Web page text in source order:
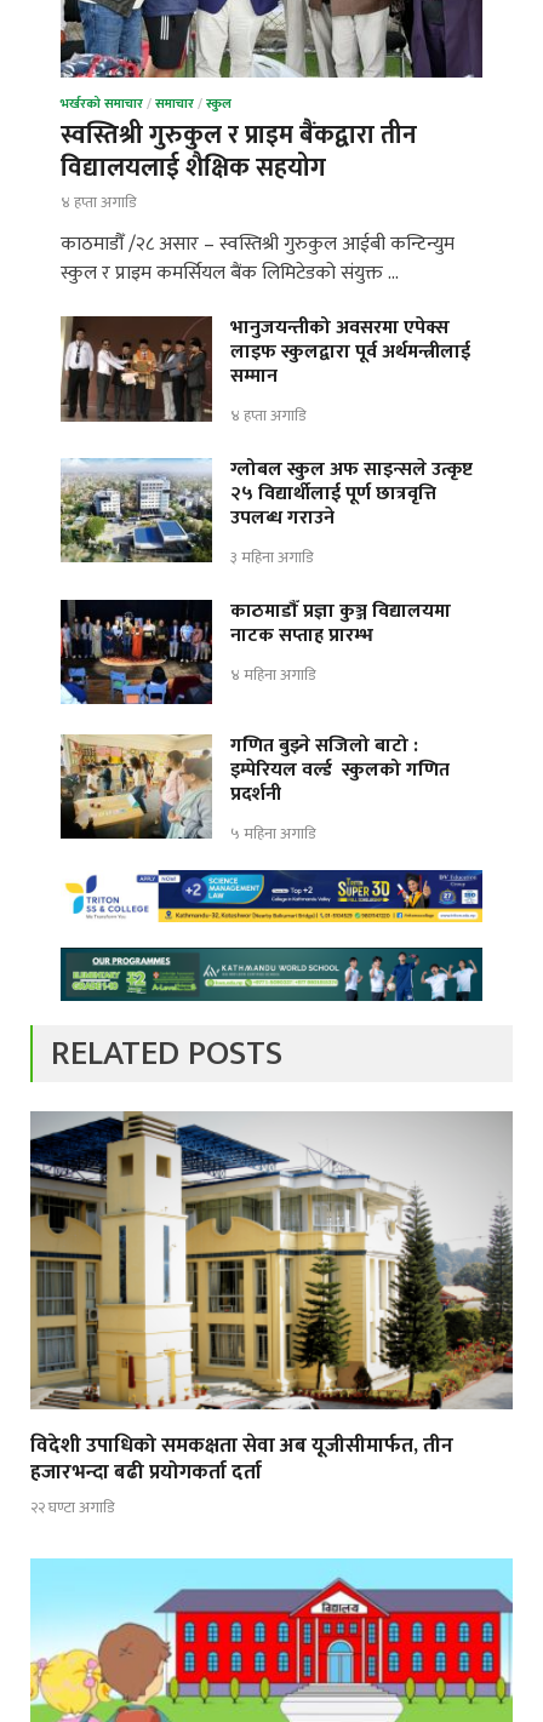
भर्खरको समाचार/समाचार/स्कुल
स्वस्तिश्री गुरुकुल र प्राइम बैंकद्वारा तीन
विद्यालयलाई शैक्षिक सहयोग
४ हप्ता अगाडि
काठमाडौँ /२८ असार – स्वस्तिश्री गुरुकुल आईबी कन्टिन्युम
स्कुल र प्राइम कमर्सियल बैंक लिमिटेडको संयुक्त …
भानुजयन्तीको अवसरमा एपेक्स
लाइफ स्कुलद्वारा पूर्व अर्थमन्त्रीलाई
सम्मान
४ हप्ता अगाडि
ग्लोबल स्कुल अफ साइन्सले उत्कृष्ट
२५ विद्यार्थीलाई पूर्ण छात्रवृत्ति
उपलब्ध गराउने
३ महिना अगाडि
काठमाडौँ प्रज्ञा कुञ्ज विद्यालयमा
नाटक सप्ताह प्रारम्भ
४ महिना अगाडि
गणित बुझ्ने सजिलो बाटो :
इम्पेरियल वर्ल्ड स्कुलको गणित
प्रदर्शनी
५ महिना अगाडि
RELATED POSTS
विदेशी उपाधिको समकक्षता सेवा अब यूजीसीमार्फत, तीन
हजारभन्दा बढी प्रयोगकर्ता दर्ता
२२ घण्टा अगाडि